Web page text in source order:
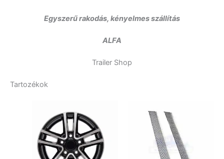
Egyszerű rakodás, kényelmes szállítás
ALFA
Trailer Shop
Tartozékok